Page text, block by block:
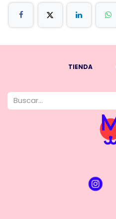
TIENDA